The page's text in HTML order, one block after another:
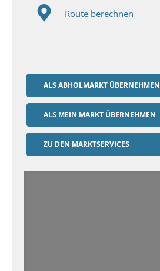
Route berechnen
ALS ABHOLMARKT ÜBERNEHMEN
ALS MEIN MARKT ÜBERNEHMEN
ZU DEN MARKTSERVICES